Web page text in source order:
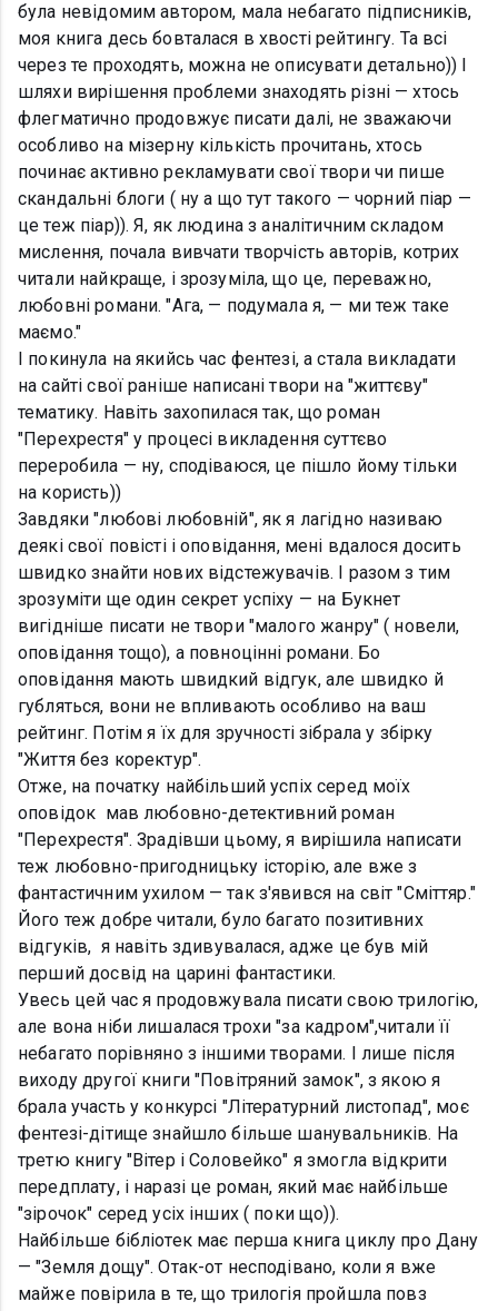
була невідомим автором, мала небагато підписників,
моя книга десь бовталася в хвості рейтингу. Та всі
через те проходять, можна не описувати детально)) І
шляхи вирішення проблеми знаходять різні — хтось
флегматично продовжує писати далі, не зважаючи
особливо на мізерну кількість прочитань, хтось
починає активно рекламувати свої твори чи пише
скандальні блоги ( ну а що тут такого — чорний піар —
це теж піар)). Я, як людина з аналітичним складом
мислення, почала вивчати творчість авторів, котрих
читали найкраще, і зрозуміла, що це, переважно,
любовні романи. "Ага, — подумала я, — ми теж таке
маємо."
І покинула на якийсь час фентезі, а стала викладати
на сайті свої раніше написані твори на "життєву"
тематику. Навіть захопилася так, що роман
"Перехрестя" у процесі викладення суттєво
переробила — ну, сподіваюся, це пішло йому тільки
на користь))
Завдяки "любові любовній", як я лагідно називаю
деякі свої повісті і оповідання, мені вдалося досить
швидко знайти нових відстежувачів. І разом з тим
зрозуміти ще один секрет успіху — на Букнет
вигідніше писати не твори "малого жанру" ( новели,
оповідання тощо), а повноцінні романи. Бо
оповідання мають швидкий відгук, але швидко й
губляться, вони не впливають особливо на ваш
рейтинг. Потім я їх для зручності зібрала у збірку
"Життя без коректур".
Отже, на початку найбільший успіх серед моїх
оповідок мав любовно-детективний роман
"Перехрестя". Зрадівши цьому, я вирішила написати
теж любовно-пригодницьку історію, але вже з
фантастичним ухилом — так з'явився на світ "Сміттяр."
Його теж добре читали, було багато позитивних
відгуків, я навіть здивувалася, адже це був мій
перший досвід на царині фантастики.
Увесь цей час я продовжувала писати свою трилогію,
але вона ніби лишалася трохи "за кадром",читали її
небагато порівняно з іншими творами. І лише після
виходу другої книги "Повітряний замок", з якою я
брала участь у конкурсі "Літературний листопад", моє
фентезі-дітище знайшло більше шанувальників. На
третю книгу "Вітер і Соловейко" я змогла відкрити
передплату, і наразі це роман, який має найбільше
"зірочок" серед усіх інших ( поки що)).
Найбільше бібліотек має перша книга циклу про Дану
— "Земля дощу". Отак-от несподівано, коли я вже
майже повірила в те, що трилогія пройшла повз